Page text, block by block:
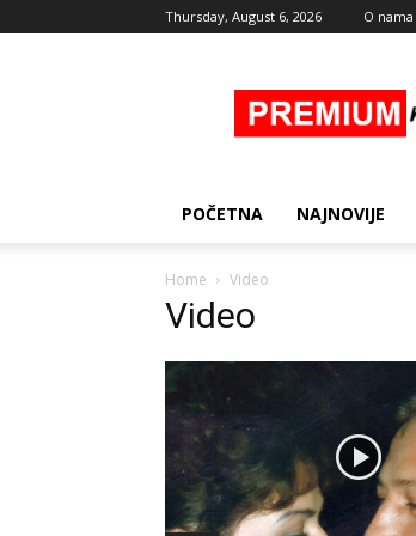
Thursday, August 6, 2026 O nama
Novine
POČETNA NAJNOVIJE
Home Video
Video